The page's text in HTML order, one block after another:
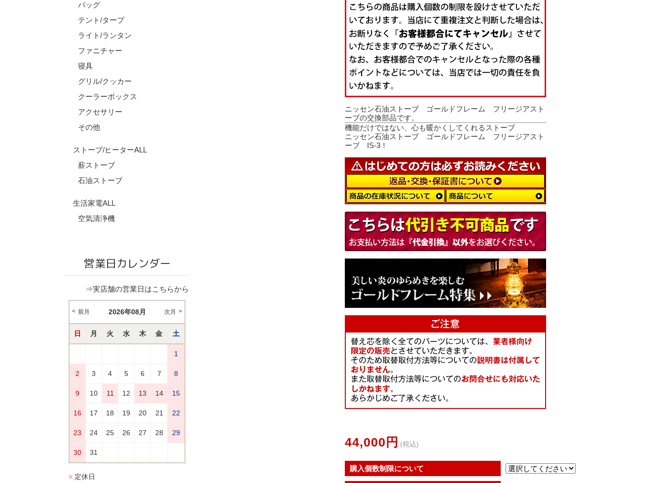
バッグ
テント/タープ
ライト/ランタン
ファニチャー
寝具
グリル/クッカー
クーラーボックス
アクセサリー
その他
ストーブ/ヒーターALL
薪ストーブ
石油ストーブ
生活家電ALL
空気清浄機
営業日カレンダー
⇒実店舗の営業日はこちらから
ニッセン石油ストーブ ゴールドフレーム フリージアスト
ーブの交換部品です。
機能だけではない、心も暖かくしてくれるストーブ
ニッセン石油ストーブ ゴールドフレーム フリージアスト
ーブ IS-3！
44,000円 (税込)
購入個数制限について